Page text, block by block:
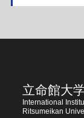
立命館大
International
Ritsumeikan